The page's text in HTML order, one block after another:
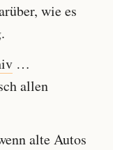
wie es
…
allen
alte Autos